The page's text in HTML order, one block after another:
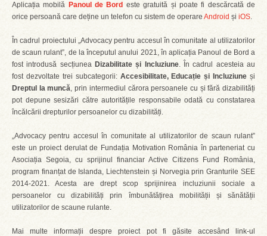
Aplicația mobilă Panoul de Bord este gratuită și poate fi descărcată de
orice persoană care deține un telefon cu sistem de operare Android și iOS.
În cadrul proiectului „Advocacy pentru accesul în comunitate al utilizatorilor
de scaun rulant”, de la începutul anului 2021, în aplicația Panoul de Bord a
fost introdusă secțiunea Dizabilitate și Incluziune. În cadrul acesteia au
fost dezvoltate trei subcategorii: Accesibilitate, Educație și Incluziune și
Dreptul la muncă, prin intermediul cărora persoanele cu și fără dizabilități
pot depune sesizări către autoritățile responsabile odată cu constatarea
încălcării drepturilor persoanelor cu dizabilități.
„Advocacy pentru accesul în comunitate al utilizatorilor de scaun rulant”
este un proiect derulat de Fundația Motivation România în parteneriat cu
Asociația Segoia, cu sprijinul financiar Active Citizens Fund România,
program finanțat de Islanda, Liechtenstein și Norvegia prin Granturile SEE
2014-2021. Acesta are drept scop sprijinirea incluziunii sociale a
persoanelor cu dizabilități prin îmbunătățirea mobilității și sănătății
utilizatorilor de scaune rulante.
Mai multe informații despre proiect pot fi găsite accesând link-ul